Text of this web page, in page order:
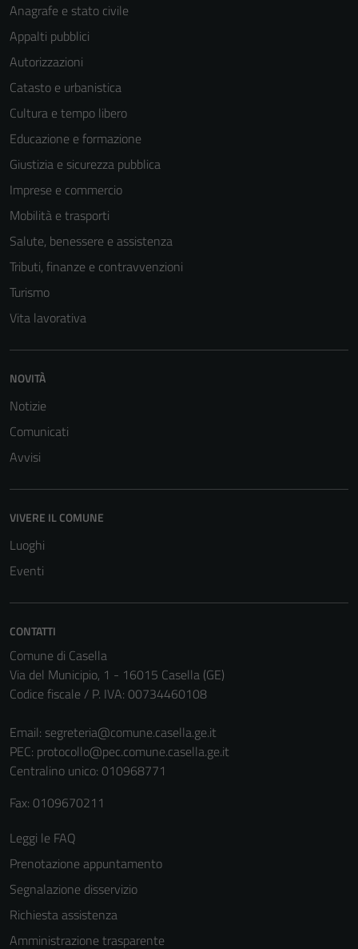
Anagrafe e stato civile
Appalti pubblici
Autorizzazioni
Catasto e urbanistica
Cultura e tempo libero
Educazione e formazione
Giustizia e sicurezza pubblica
Imprese e commercio
Mobilità e trasporti
Salute, benessere e assistenza
Tributi, finanze e contravvenzioni
Turismo
Vita lavorativa
NOVITÀ
Notizie
Comunicati
Avvisi
VIVERE IL COMUNE
Luoghi
Eventi
CONTATTI
Comune di Casella
Via del Municipio, 1 - 16015 Casella (GE)
Codice fiscale / P. IVA: 00734460108
Email: segreteria@comune.casella.ge.it
PEC: protocollo@pec.comune.casella.ge.it
Centralino unico: 010968771
Fax: 0109670211
Leggi le FAQ
Prenotazione appuntamento
Segnalazione disservizio
Richiesta assistenza
Amministrazione trasparente
Terze parti
sono
impostati da